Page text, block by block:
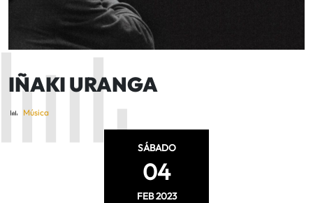
IÑAKI URANGA
Música
SÁBADO
04
FEB2023